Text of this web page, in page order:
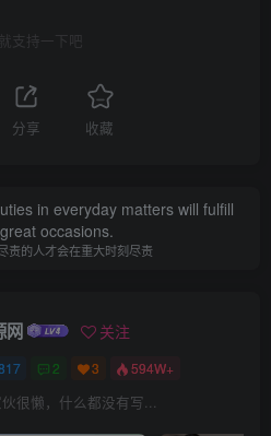
支持一下吧
分享 收藏
in everyday matters will fulfill
occasions.
责的人才会在重大时刻尽责
网 关注
2 3 594W+
很懒，什么都没有写...